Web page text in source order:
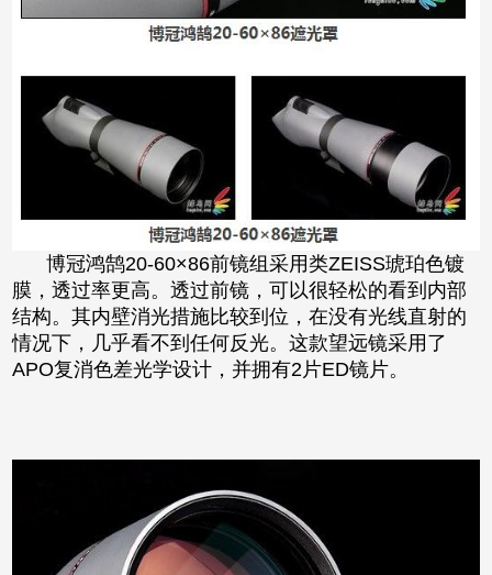
博冠鸿鹄20-60×86前镜组采用类ZEISS琥珀色镀
膜，透过率更高。透过前镜，可以很轻松的看到内部
结构。其内壁消光措施比较到位，在没有光线直射的
情况下，几乎看不到任何反光。这款望远镜采用了
APO复消色差光学设计，并拥有2片ED镜片。